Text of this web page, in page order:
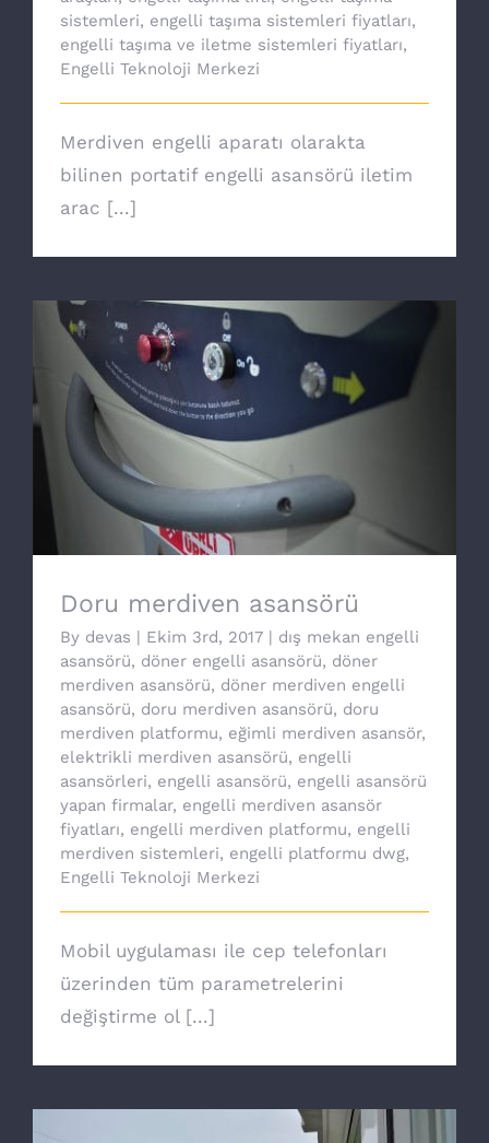
sistemleri, engelli taşıma sistemleri fiyatları,
engelli taşıma ve iletme sistemleri fiyatları,
Engelli Teknoloji Merkezi
Merdiven engelli aparatı olarakta
bilinen portatif engelli asansörü iletim
arac [...]
Doru merdiven asansörü
Doru merdiven asansörü
By devas | Ekim 3rd, 2017 | dış mekan engelli
asansörü, döner engelli asansörü, döner
merdiven asansörü, döner merdiven engelli
asansörü, doru merdiven asansörü, doru
merdiven platformu, eğimli merdiven asansör,
elektrikli merdiven asansörü, engelli
asansörleri, engelli asansörü, engelli asansörü
yapan firmalar, engelli merdiven asansör
fiyatları, engelli merdiven platformu, engelli
merdiven sistemleri, engelli platformu dwg,
Engelli Teknoloji Merkezi
Mobil uygulaması ile cep telefonları
üzerinden tüm parametrelerini
değiştirme ol [...]